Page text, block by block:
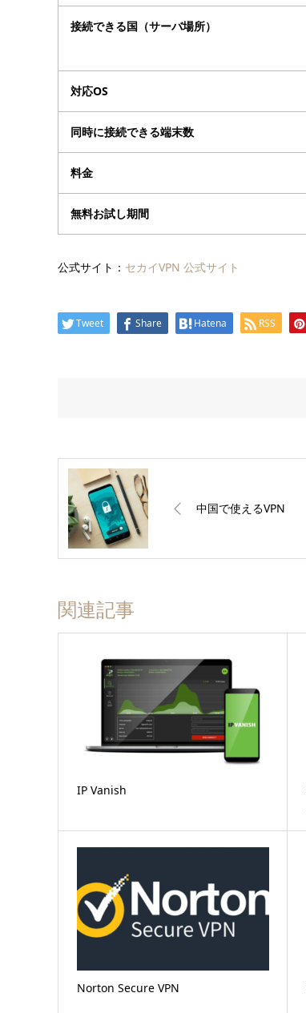
接続できる国（サーバ場所）
対応OS
同時に接続できる端末数
料金
無料お試し期間
公式サイト： セカイVPN 公式サイト
Tweet Share Hatena RSS
中国で使えるVPN
関連記事
IP Vanish
Norton Secure VPN